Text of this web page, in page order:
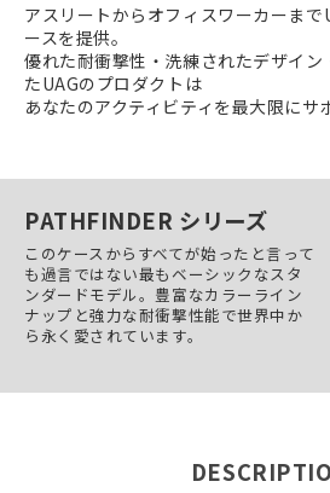
アスリートからオフィスワーカーまで
ースを提供。
優れた耐衝撃性・洗練されたデザイ
たUAGのプロダクトは
あなたのアクティビティを最大限にサ
PATHFINDER シリーズ
このケースからすべてが始ったと言って
も過言ではない最もベーシックなスタ
ンダードモデル。豊富なカラーライン
ナップと強力な耐衝撃性能で世界中か
ら永く愛されています。